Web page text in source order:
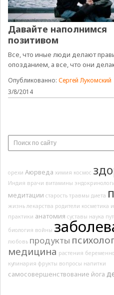
Давайте наполнимся
позитивом
Все, что иные люди делают
опозданием, а все, что они
Опубликованно:Сергей Лукомский
3/8/2014
орехи Аюрведа химия космос
Индия врачи витамины
медитации старость травмы диета
жизнь лекарства родители косметика
практики анатомия суставы наука
биология войны
любовь продукты
медицина растения
кулинария фрукты вопросы напитки
самосовершенствование йога